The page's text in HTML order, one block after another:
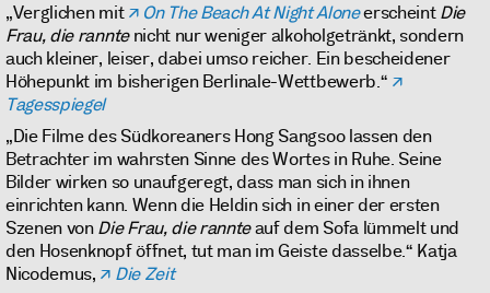
„Verglichen mit
On The Beach At Night AloneerscheintDie
Frau, die ranntenicht nur weniger alkoholgetränkt, sondern
auch kleiner, leiser, dabei umso reicher. Ein bescheidener
Höhepunkt im bisherigen Berlinale-Wettbewerb.“
Tagesspiegel
„Die Filme des Südkoreaners Hong Sangsoo lassen den
Betrachter im wahrsten Sinne des Wortes in Ruhe. Seine
Bilder wirken so unaufgeregt, dass man sich in ihnen
einrichten kann. Wenn die Heldin sich in einer der ersten
Szenen vonDie Frau, die rannteauf dem Sofa lümmelt und
den Hosenknopf öffnet, tut man im Geiste dasselbe.“ Katja
Nicodemus,
Die Zeit